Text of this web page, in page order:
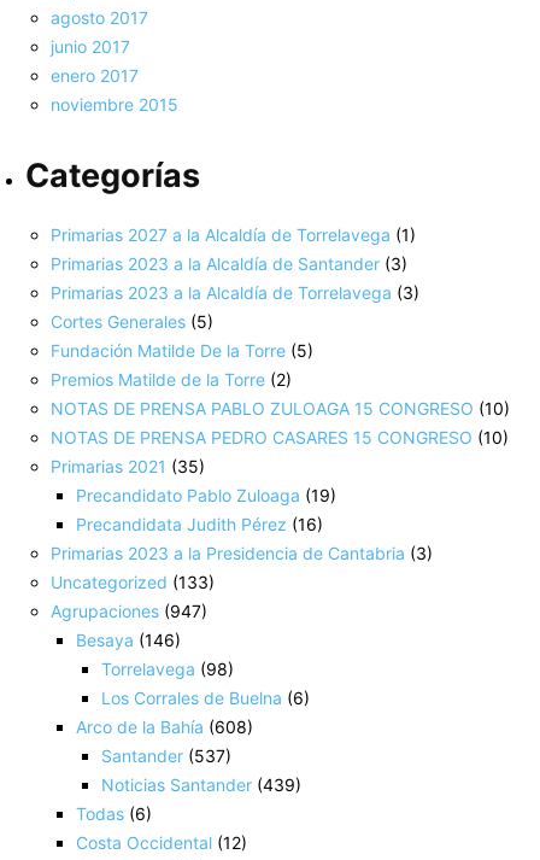
agosto 2017
junio 2017
enero 2017
noviembre 2015
Categorías
Primarias 2027 a la Alcaldía de Torrelavega (1)
Primarias 2023 a la Alcaldía de Santander (3)
Primarias 2023 a la Alcaldía de Torrelavega (3)
Cortes Generales (5)
Fundación Matilde De la Torre (5)
Premios Matilde de la Torre (2)
NOTAS DE PRENSA PABLO ZULOAGA 15 CONGRESO (10)
NOTAS DE PRENSA PEDRO CASARES 15 CONGRESO (10)
Primarias 2021 (35)
Precandidato Pablo Zuloaga (19)
Precandidata Judith Pérez (16)
Primarias 2023 a la Presidencia de Cantabria (3)
Uncategorized (133)
Agrupaciones (947)
Besaya (146)
Torrelavega (98)
Los Corrales de Buelna (6)
Arco de la Bahía (608)
Santander (537)
Noticias Santander (439)
Todas (6)
Costa Occidental (12)